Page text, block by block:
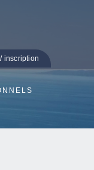
inscription